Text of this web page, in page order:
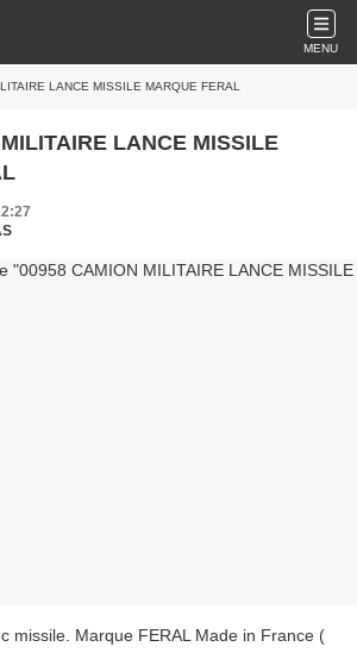
MENU
LANCE MISSILE MARQUE FERAL
LANCE MISSILE
missile. Marque FERAL Made in France (